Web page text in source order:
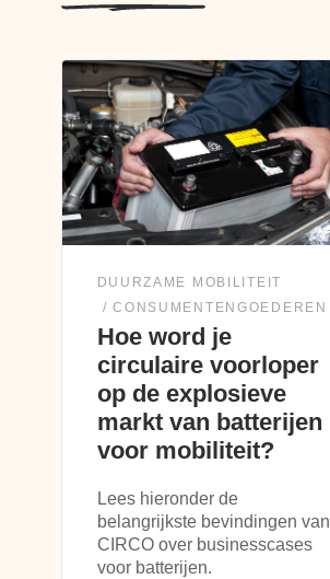
DUURZAME MOBILITEIT
CONSUMENTENGOEDEREN
Hoe word je
circulaire voorloper
op de explosieve
markt van batterijen
voor mobiliteit?
Lees hieronder de
belangrijkste bevindingen van
CIRCO over businesscases
voor batterijen.